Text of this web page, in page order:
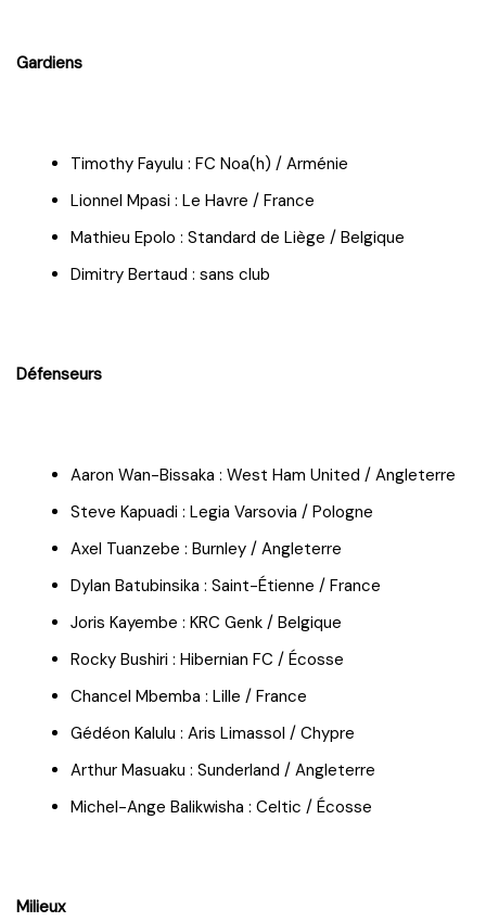
Gardiens
Timothy Fayulu : FC Noa(h) / Arménie
Lionnel Mpasi : Le Havre / France
Mathieu Epolo : Standard de Liège / Belgique
Dimitry Bertaud : sans club
Défenseurs
Aaron Wan-Bissaka : West Ham United / Angleterre
Steve Kapuadi : Legia Varsovia / Pologne
Axel Tuanzebe : Burnley / Angleterre
Dylan Batubinsika : Saint-Étienne / France
Joris Kayembe : KRC Genk / Belgique
Rocky Bushiri : Hibernian FC / Écosse
Chancel Mbemba : Lille / France
Gédéon Kalulu : Aris Limassol / Chypre
Arthur Masuaku : Sunderland / Angleterre
Michel-Ange Balikwisha : Celtic / Écosse
Milieux